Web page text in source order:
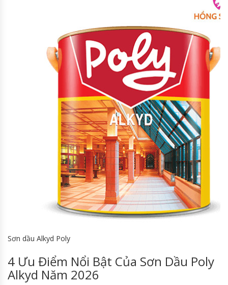
Sơn dầu Alkyd Poly
4 Ưu Điểm Nổi Bật Của Sơn Dầu Poly
Alkyd Năm 2026